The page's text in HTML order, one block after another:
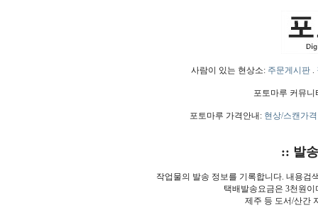
사람이 있는 현상소: 주문게시판.
포토마루 커뮤
포토마루 가격안내: 현상/스캔가격
:: 발
작업물의 발송 정보를 기록합니다. 내용검
택배발송요금은 3천원
제주 등 도서/산간